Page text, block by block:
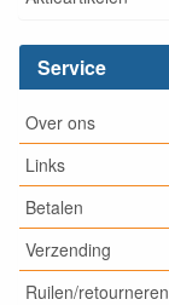
Service
Over ons
Links
Betalen
Verzending
Ruilen/retourneren